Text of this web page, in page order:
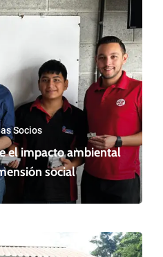
Socios
el impacto ambiental
social